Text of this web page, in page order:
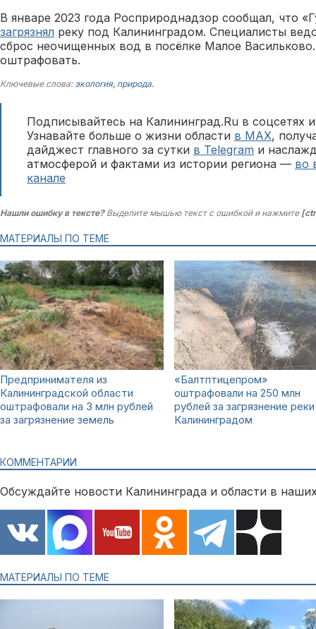
В январе 2023 года Росприроднадзор сообщал, что
загрязнял реку под Калининградом. Специалисты
сброс неочищенных вод в посёлке Малое
оштрафовать.
Ключевые слова: экология, природа.
Подписывайтесь на Калининград.Ru в соцсетях
Узнавайте больше о жизни области в MAX,
дайджест главного за сутки в Telegram и
атмосферой и фактами из истории региона — во
канале
Нашли ошибку в тексте?Выделите мышью текст с ошибкой и нажмите
МАТЕРИАЛЫ ПО ТЕМЕ
Предпринимателя из
Калининградской области
оштрафовали на 3 млн рублей
за загрязнение земель
«Балтптицепром»
оштрафовали на 250 млн
рублей за загрязнение
Калининградом
КОММЕНТАРИИ
Обсуждайте новости Калининграда и области в
МАТЕРИАЛЫ ПО ТЕМЕ